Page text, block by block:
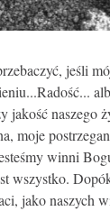
jeśli
jakość naszego
moje
winni
wszystko.
jako